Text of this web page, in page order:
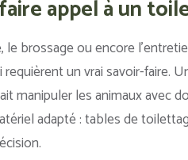
appel à un
le brossage ou encore
requièrent un vrai savoir-faire.
manipuler les animaux avec
adapté : tables de